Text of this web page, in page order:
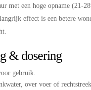
met een hoge opname (21-
effect is een betere
& dosering
gebruik.
over voer of